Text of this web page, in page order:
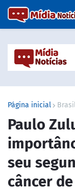
Página inicial
Paulo
seu
câncer